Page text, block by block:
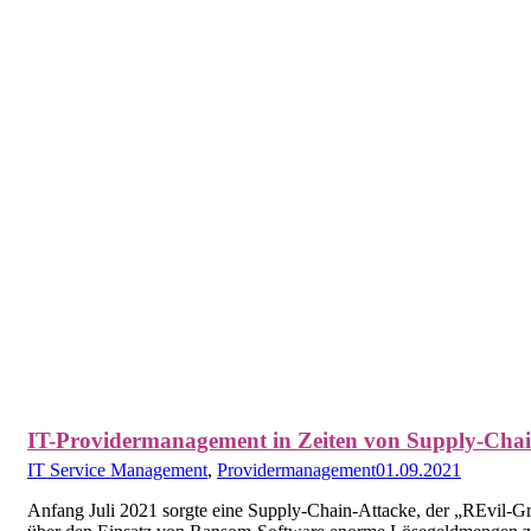
IT-Providermanagement in Zeiten von Supply-
IT Service Management, Providermanagement01.09.2021
Anfang Juli 2021 sorgte eine Supply-Chain-Attacke, der „REvil-